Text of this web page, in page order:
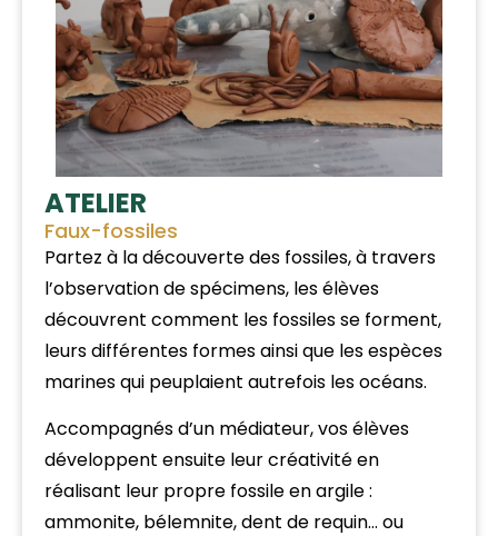
ATELIER
Faux-fossiles
Partez à la découverte des fossiles, à travers
l’observation de spécimens, les élèves
découvrent comment les fossiles se forment,
leurs différentes formes ainsi que les espèces
marines qui peuplaient autrefois les océans.
Accompagnés d’un médiateur, vos élèves
développent ensuite leur créativité en
réalisant leur propre fossile en argile :
ammonite, bélemnite, dent de requin… ou